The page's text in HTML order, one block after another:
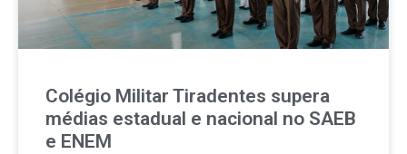
Colégio Militar Tiradentes supera
médias estadual e nacional no SAEB
e ENEM